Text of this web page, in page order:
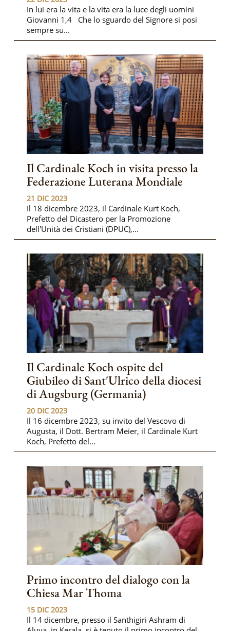
In lui era la vita e la vita era la luce degli uomini
Giovanni 1,4 Che lo sguardo del Signore si posi
sempre su...
Il Cardinale Koch in visita presso la
Federazione Luterana Mondiale
21 DIC 2023
Il 18 dicembre 2023, il Cardinale Kurt Koch,
Prefetto del Dicastero per la Promozione
dell'Unità dei Cristiani (DPUC),...
Il Cardinale Koch ospite del
Giubileo di Sant'Ulrico della diocesi
di Augsburg (Germania)
20 DIC 2023
Il 16 dicembre 2023, su invito del Vescovo di
Augusta, il Dott. Bertram Meier, il Cardinale Kurt
Koch, Prefetto del...
Primo incontro del dialogo con la
Chiesa Mar Thoma
15 DIC 2023
Il 14 dicembre, presso il Santhigiri Ashram di